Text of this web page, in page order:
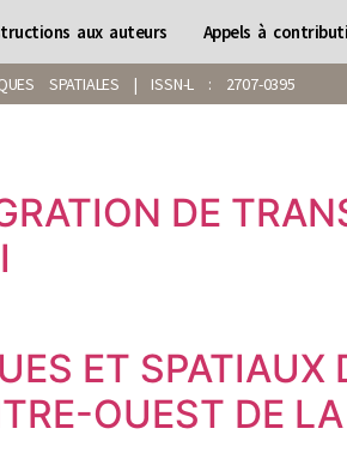
aux auteurs Appels à
SPATIALES | ISSN-L : 2707-0395
DE
ET SPATIAUX
OUEST DE